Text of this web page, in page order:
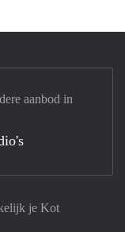
je Kot
aanbod in